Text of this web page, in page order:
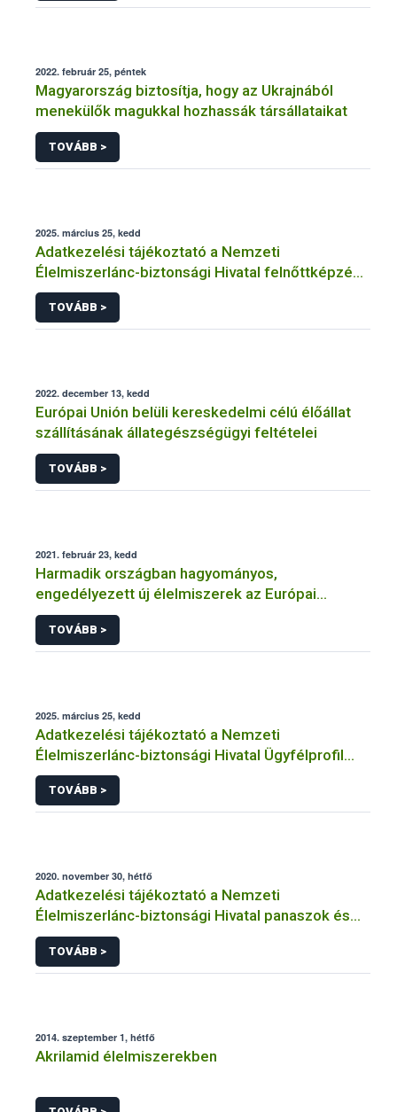
2022. február 25, péntek
Magyarország biztosítja, hogy az Ukrajnából
menekülők magukkal hozhassák társállataikat
TOVÁBB >
2025. március 25, kedd
Adatkezelési tájékoztató a Nemzeti
Élelmiszerlánc-biztonsági Hivatal felnőttképzési
tevékenységéhez kapcsolódó adatkezeléséhez
TOVÁBB >
2022. december 13, kedd
Európai Unión belüli kereskedelmi célú élőállat
szállításának állategészségügyi feltételei
TOVÁBB >
2021. február 23, kedd
Harmadik országban hagyományos,
engedélyezett új élelmiszerek az Európai
Unióban
TOVÁBB >
2025. március 25, kedd
Adatkezelési tájékoztató a Nemzeti
Élelmiszerlánc-biztonsági Hivatal Ügyfélprofil
Rendszerben kistermelői tevékenység
témakörben intézhető közhatalmi eljárásaihoz
kapcsolódó adatkezeléséhez
TOVÁBB >
2020. november 30, hétfő
Adatkezelési tájékoztató a Nemzeti
Élelmiszerlánc-biztonsági Hivatal panaszok és
közérdekű bejelentések kezeléséhez
kapcsolódó adatkezeléséhez
TOVÁBB >
2014. szeptember 1, hétfő
Akrilamid élelmiszerekben